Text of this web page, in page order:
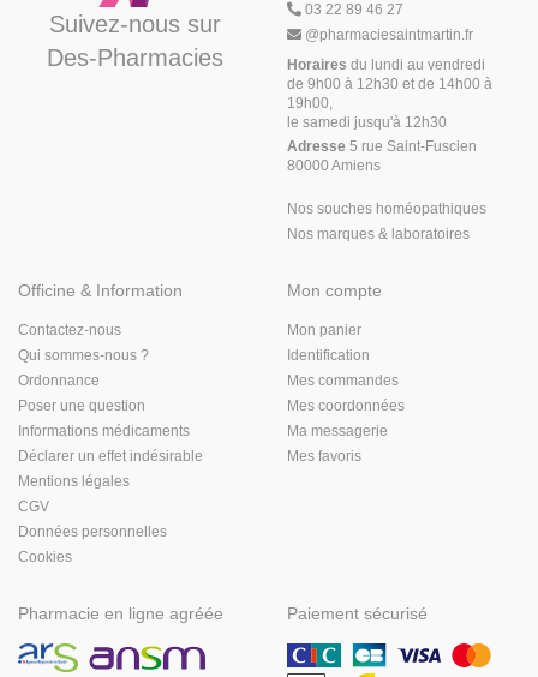
Suivez-nous sur
Des-Pharmacies
03 22 89 46 27
@pharmaciesaintmartin.fr
Horaires du lundi au vendredi
de 9h00 à 12h30 et de 14h00 à
19h00,
le samedi jusqu'à 12h30
Adresse 5 rue Saint-Fuscien
80000 Amiens
Nos souches homéopathiques
Nos marques & laboratoires
Officine & Information
Contactez-nous
Qui sommes-nous ?
Ordonnance
Poser une question
Informations médicaments
Déclarer un effet indésirable
Mentions légales
CGV
Données personnelles
Cookies
Mon compte
Mon panier
Identification
Mes commandes
Mes coordonnées
Ma messagerie
Mes favoris
Pharmacie en ligne agréée Paiement sécurisé